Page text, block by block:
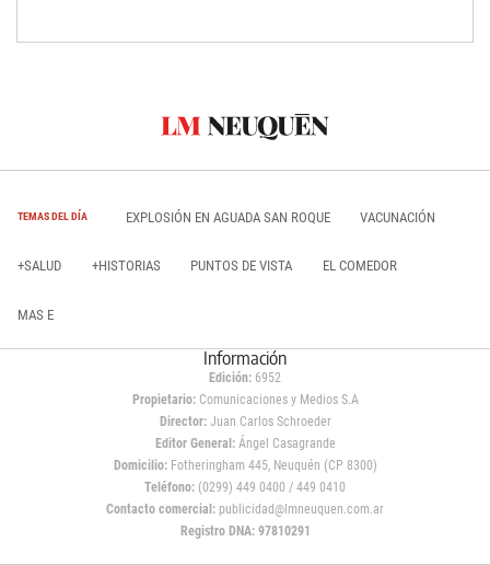
TEMAS DEL DÍA EXPLOSIÓN EN AGUADA SAN ROQUE VACUNACIÓN
+SALUD +HISTORIAS PUNTOS DE VISTA EL COMEDOR
MAS E
Información
Edición: 6952
Propietario:Comunicaciones y Medios S.A
Director: Juan Carlos Schroeder
Editor General:Ángel Casagrande
Domicilio:Fotheringham 445, Neuquén (CP 8300)
Teléfono: (0299) 449 0400 / 449 0410
Contacto comercial: publicidad@lmneuquen.com.ar
Registro DNA: 97810291